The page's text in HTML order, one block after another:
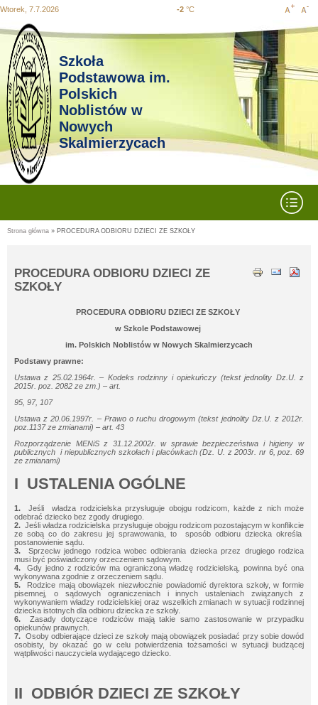
do
mapy
strony
wyszukiwania
do menu
głównego
do
treści
do
stopki
Wtorek, 7.7.2026 -2 °C Increase
font size
font
Szkoła
Podstawowa im.
Polskich
Noblistów w
Nowych
Skalmierzycach
Strona główna » PROCEDURA ODBIORU DZIECI ZE SZKOŁY
PROCEDURA ODBIORU DZIECI ZE
SZKOŁY
PROCEDURA ODBIORU DZIECI ZE SZKOŁY
w Szkole Podstawowej
im. Polskich Noblistów w Nowych Skalmierzycach
Podstawy prawne:
Ustawa z 25.02.1964r. – Kodeks rodzinny i opiekuńczy (tekst jednolity Dz.U. z
2015r. poz. 2082 ze zm.) – art.
95, 97, 107
Ustawa z 20.06.1997r. – Prawo o ruchu drogowym (tekst jednolity Dz.U. z 2012r.
poz.1137 ze zmianami) – art. 43
Rozporządzenie MENiS z 31.12.2002r. w sprawie bezpieczeństwa i higieny w
publicznych i niepublicznych szkołach i placówkach (Dz. U. z 2003r. nr 6, poz. 69
ze zmianami)
I USTALENIA OGÓLNE
1. Jeśli władza rodzicielska przysługuje obojgu rodzicom, każde z nich może
odebrać dziecko bez zgody drugiego.
2.Jeśli władza rodzicielska przysługuje obojgu rodzicom pozostającym w konflikcie
ze sobą co do zakresu jej sprawowania, to sposób odbioru dziecka określa
postanowienie sądu.
3. Sprzeciw jednego rodzica wobec odbierania dziecka przez drugiego rodzica
musi być poświadczony orzeczeniem sądowym.
4.Gdy jedno z rodziców ma ograniczoną władzę rodzicielską, powinna być ona
wykonywana zgodnie z orzeczeniem sądu.
5. Rodzice mają obowiązek niezwłocznie powiadomić dyrektora szkoły, w formie
pisemnej, o sądowych ograniczeniach i innych ustaleniach związanych z
wykonywaniem władzy rodzicielskiej oraz wszelkich zmianach w sytuacji rodzinnej
dziecka istotnych dla odbioru dziecka ze szkoły.
6.Zasady dotyczące rodziców mają takie samo zastosowanie w przypadku
opiekunów prawnych.
7. Osoby odbierające dzieci ze szkoły mają obowiązek posiadać przy sobie dowód
osobisty, by okazać go w celu potwierdzenia tożsamości w sytuacji budzącej
wątpliwości nauczyciela wydającego dziecko.
II ODBIÓR DZIECI ZE SZKOŁY